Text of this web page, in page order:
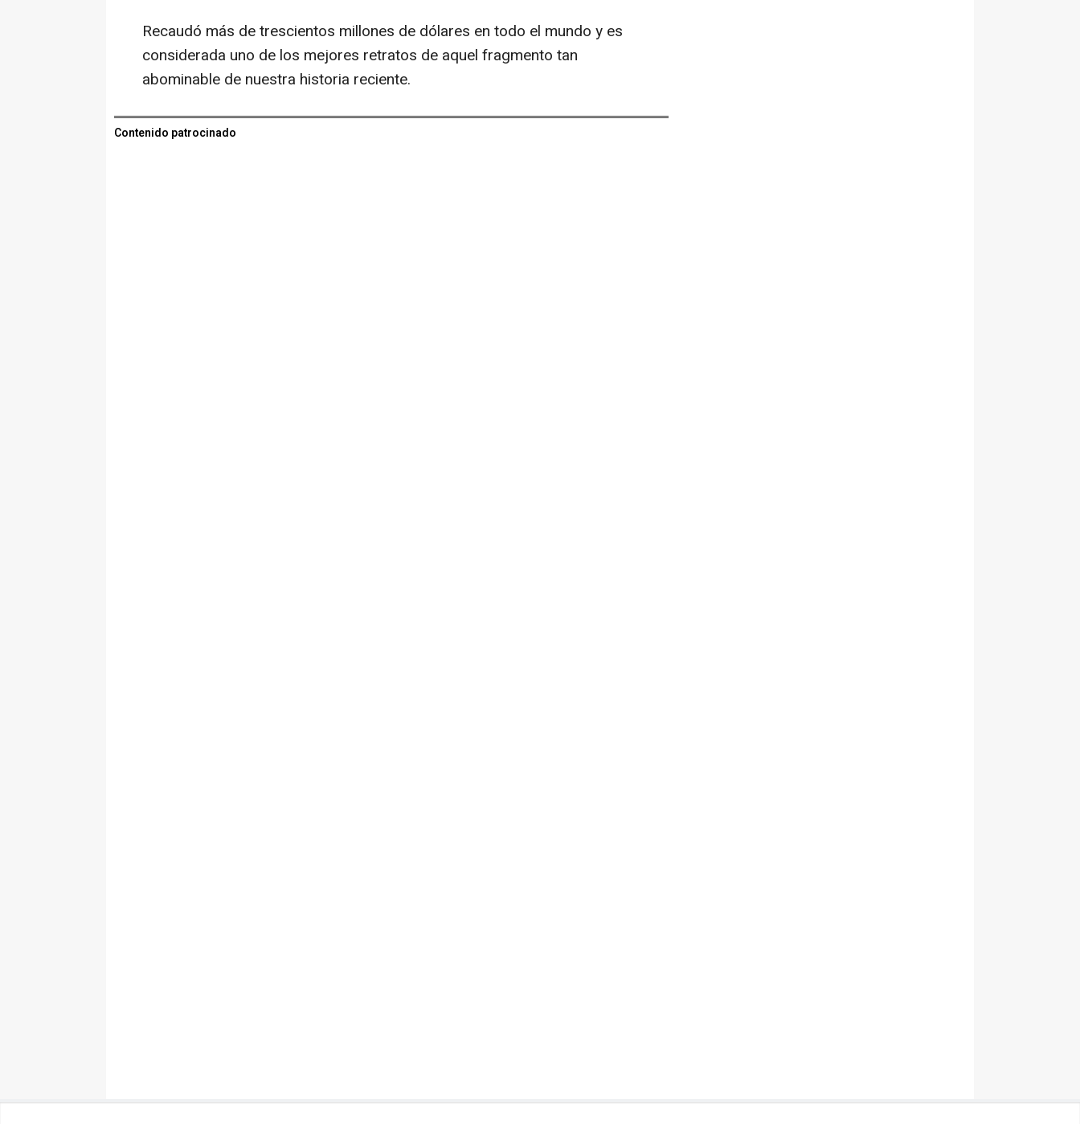
Recaudó más de trescientos millones de dólares en todo el mundo y es
considerada uno de los mejores retratos de aquel fragmento tan
abominable de nuestra historia reciente.
Contenido patrocinado